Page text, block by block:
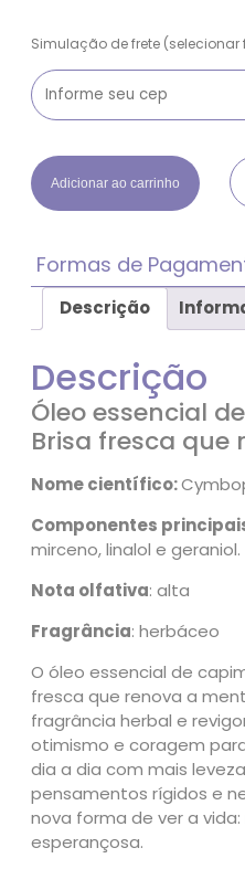
Simulação de frete
Ó
l
e
s
s
e
i
a
d
C
a
i
m
ã
o
1
0
m
Adicionar ao carrinho
Formas de
Pagamento com desconto
– À vista
– Boleto
Parcelado
– Até 3x sem juros com as
crédito
Descrição
Descrição
Óleo essencial
Brisa fresca que
Nome científico:
Componentes
mirceno, linalol e geraniol.
Nota olfativa: alta
Fragrância: herbáceo
O óleo essencial de
fresca que renova a
fragrância herbal e
otimismo e coragem
dia a dia com mais
pensamentos rígidos e
nova forma de ver a
esperançosa.